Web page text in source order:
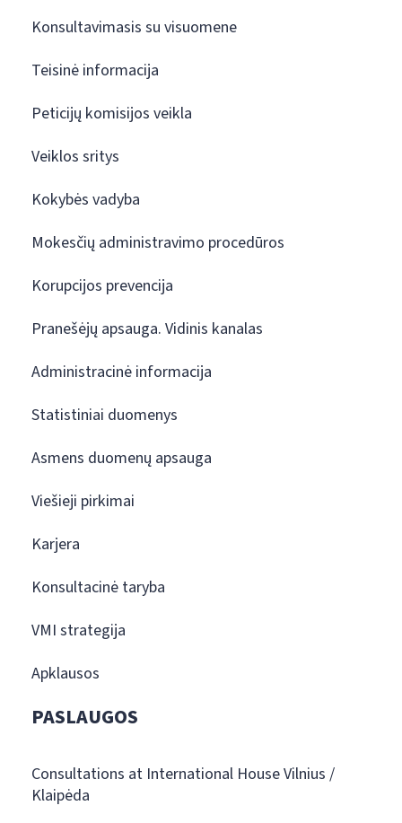
Konsultavimasis su visuomene
Teisinė informacija
Peticijų komisijos veikla
Veiklos sritys
Kokybės vadyba
Mokesčių administravimo procedūros
Korupcijos prevencija
Pranešėjų apsauga. Vidinis kanalas
Administracinė informacija
Statistiniai duomenys
Asmens duomenų apsauga
Viešieji pirkimai
Karjera
Konsultacinė taryba
VMI strategija
Apklausos
PASLAUGOS
Consultations at International House Vilnius /
Klaipėda